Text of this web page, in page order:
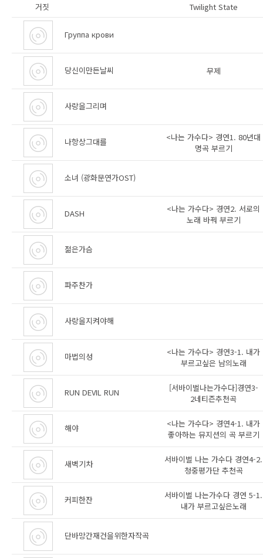
거짓 Twilight State
Группа крови
당신이만든날씨 무제
사랑을그리며
나항상그대를
<나는 가수다> 경연1. 80년대
명곡 부르기
소녀 (광화문연가OST)
DASH
<나는 가수다> 경연2. 서로의
노래 바꿔 부르기
젊은가슴
파주찬가
사랑을지켜야해
마법의성
<나는 가수다> 경연3-1. 내가
부르고싶은 남의노래
RUN DEVIL RUN
[서바이벌나는가수다]경연3-
2네티즌추천곡
해야
<나는 가수다> 경연4-1. 내가
좋아하는 뮤지션의 곡 부르기
새벽기차
서바이벌 나는 가수다 경연4-2.
청중평가단 추천곡
커피한잔
서바이벌 나는가수다 경연 5-1.
내가 부르고싶은노래
단바망간재건을위한자작곡